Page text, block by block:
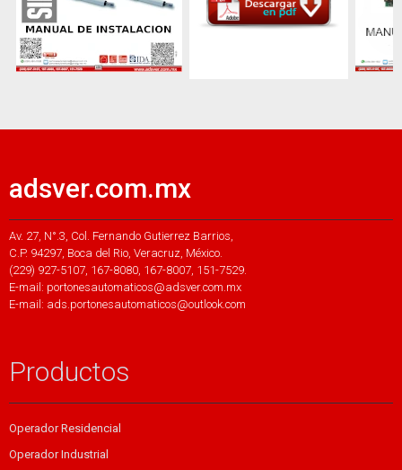
adsver.com.mx
Av. 27, N°.3, Col. Fernando Gutierrez Barrios,
C.P. 94297, Boca del Rio, Veracruz, México.
(229) 927-5107, 167-8080, 167-8007, 151-7529.
E-mail: portonesautomaticos@adsver.com.mx
E-mail: ads.portonesautomaticos@outlook.com
Productos
Operador Residencial
Operador Industrial